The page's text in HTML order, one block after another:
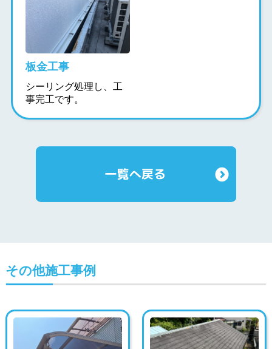
板金工事
シーリング処理し、工
事完工です。
その他施工事例